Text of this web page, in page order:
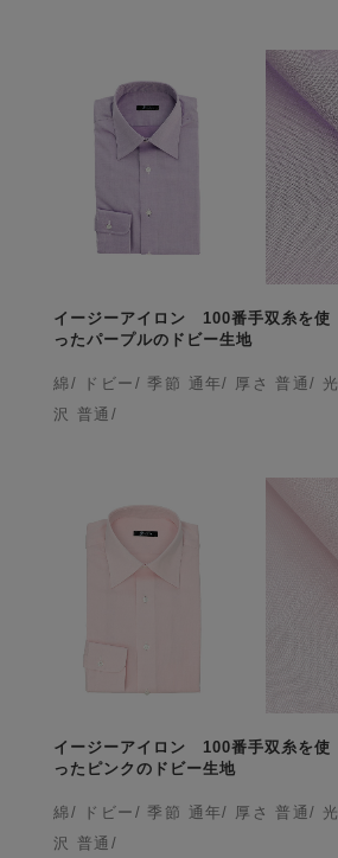
イージーアイロン 100番手双糸を使
ったパープルのドビー生地
綿/ ドビー/ 季節 通年/ 厚さ 普通/ 光
沢 普通/
イージーアイロン 100番手双糸を使
ったピンクのドビー生地
綿/ ドビー/ 季節 通年/ 厚さ 普通/ 光
沢 普通/